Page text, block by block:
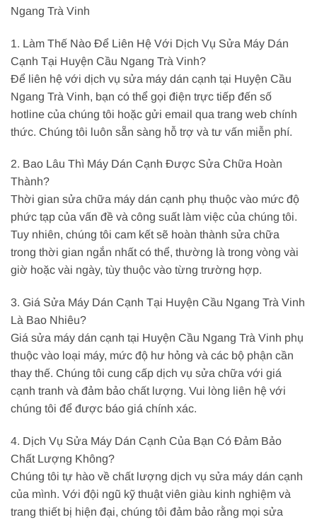
Ngang Trà Vinh
1. Làm Thế Nào Để Liên Hệ Với Dịch Vụ Sửa Máy Dán
Cạnh Tại Huyện Cầu Ngang Trà Vinh?
Để liên hệ với dịch vụ sửa máy dán cạnh tại Huyện Cầu
Ngang Trà Vinh, bạn có thể gọi điện trực tiếp đến số
hotline của chúng tôi hoặc gửi email qua trang web chính
thức. Chúng tôi luôn sẵn sàng hỗ trợ và tư vấn miễn phí.
2. Bao Lâu Thì Máy Dán Cạnh Được Sửa Chữa Hoàn
Thành?
Thời gian sửa chữa máy dán cạnh phụ thuộc vào mức độ
phức tạp của vấn đề và công suất làm việc của chúng tôi.
Tuy nhiên, chúng tôi cam kết sẽ hoàn thành sửa chữa
trong thời gian ngắn nhất có thể, thường là trong vòng vài
giờ hoặc vài ngày, tùy thuộc vào từng trường hợp.
3. Giá Sửa Máy Dán Cạnh Tại Huyện Cầu Ngang Trà Vinh
Là Bao Nhiêu?
Giá sửa máy dán cạnh tại Huyện Cầu Ngang Trà Vinh phụ
thuộc vào loại máy, mức độ hư hỏng và các bộ phận cần
thay thế. Chúng tôi cung cấp dịch vụ sửa chữa với giá
cạnh tranh và đảm bảo chất lượng. Vui lòng liên hệ với
chúng tôi để được báo giá chính xác.
4. Dịch Vụ Sửa Máy Dán Cạnh Của Bạn Có Đảm Bảo
Chất Lượng Không?
Chúng tôi tự hào về chất lượng dịch vụ sửa máy dán cạnh
của mình. Với đội ngũ kỹ thuật viên giàu kinh nghiệm và
trang thiết bị hiện đại, chúng tôi đảm bảo rằng mọi sửa